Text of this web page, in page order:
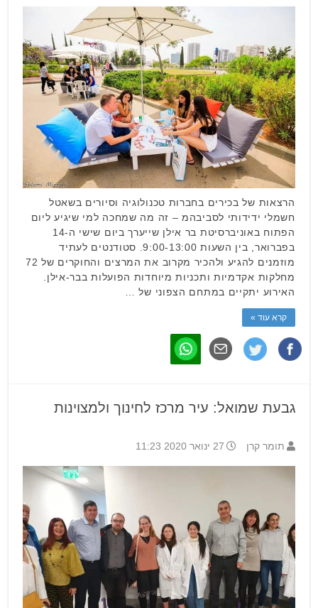
הרצאות של בכירים בחברות טכנולוגיה וסיורים בשאטל
חשמלי ידידותי לסביבהמ – זה מה שמחכה למי שיגיע ליום
הפתוח באוניברסיטת בר אילן שייערך ביום שישי ה-14
בפברואר, בין השעות 9:00-13:00. סטודנטים לעתיד
מוזמנים להגיע ולהכיר מקרוב את המרצים והחוקרים של 72
מחלקות אקדמיות ותכניות מיוחדות הפועלות בבר-אילן.
האירוע יתקיים במתחם הצפוני של …
קרא עוד »
גבעת שמואל: עיר מרכז לחינוך ולמצוינות
תומר קרן 27 ינואר 2020 11:23